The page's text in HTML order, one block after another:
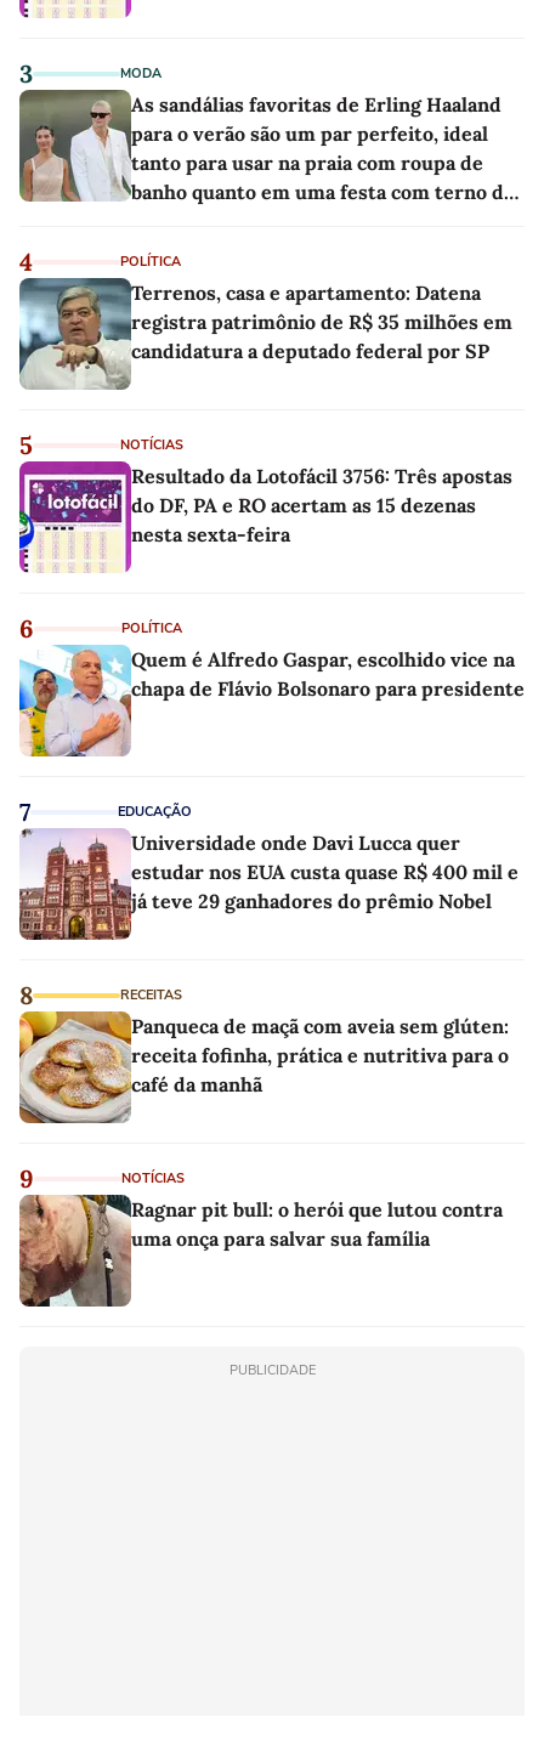
3 MODA
As sandálias favoritas de Erling Haaland
para o verão são um par perfeito, ideal
tanto para usar na praia com roupa de
banho quanto em uma festa com terno de
4 POLÍTICA
Terrenos, casa e apartamento: Datena
registra patrimônio de R$ 35 milhões em
candidatura a deputado federal por SP
5 NOTÍCIAS
Resultado da Lotofácil 3756: Três apostas
do DF, PA e RO acertam as 15 dezenas
nesta sexta-feira
6 POLÍTICA
Quem é Alfredo Gaspar, escolhido vice na
chapa de Flávio Bolsonaro para presidente
7 EDUCAÇÃO
Universidade onde Davi Lucca quer
estudar nos EUA custa quase R$ 400 mil e
já teve 29 ganhadores do prêmio Nobel
8 RECEITAS
Panqueca de maçã com aveia sem glúten:
receita fofinha, prática e nutritiva para o
café da manhã
9 NOTÍCIAS
Ragnar pit bull: o herói que lutou contra
uma onça para salvar sua família
PUBLICIDADE